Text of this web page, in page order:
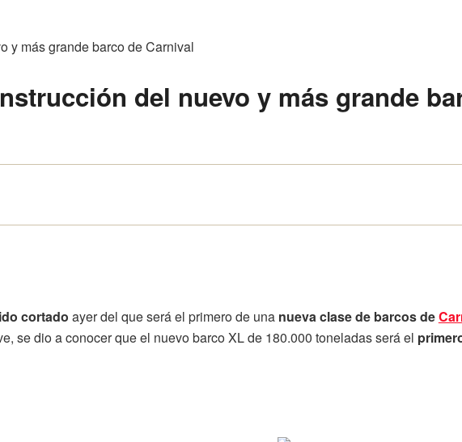
del nuevo y más grande
cortado ayer del que será el primero de una nueva clase de barcos de
se dio a conocer que el nuevo barco XL de 180.000 toneladas será el